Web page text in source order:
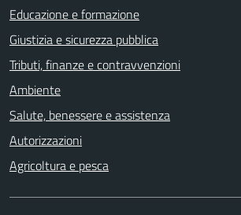
Educazione e formazione
Giustizia e sicurezza pubblica
Tributi, finanze e contravvenzioni
Ambiente
Salute, benessere e assistenza
Autorizzazioni
Agricoltura e pesca